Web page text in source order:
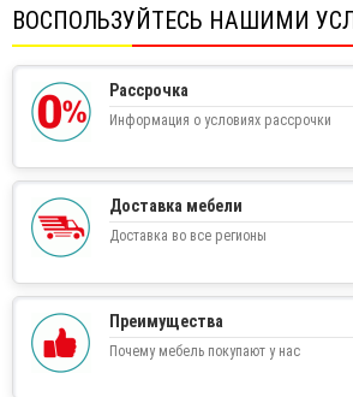
ВОСПОЛЬЗУЙТЕСЬ НАШИМИ
Рассрочка
Информация о условиях рассрочки
Доставка мебели
Доставка во все регионы
Преимущества
Почему мебель покупают у нас